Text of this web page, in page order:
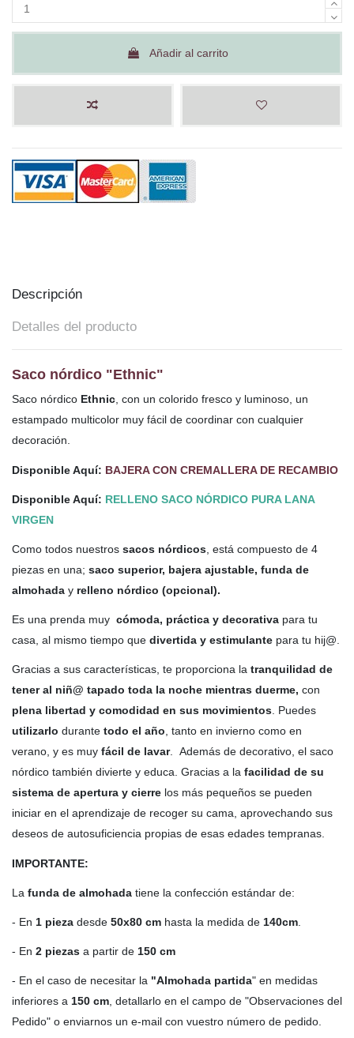
Añadir al carrito
Descripción
Detalles del producto
Saco nórdico "Ethnic"
Saco nórdico Ethnic, con un colorido fresco y luminoso, un
estampado multicolor muy fácil de coordinar con cualquier
decoración.
Disponible Aquí: BAJERA CON CREMALLERA DE RECAMBIO
Disponible Aquí: RELLENO SACO NÓRDICO PURA LANA
VIRGEN
Como todos nuestros sacos nórdicos , está compuesto de 4
piezas en una; saco superior, bajera ajustable, funda de
almohada y relleno nórdico (opcional).
Es una prenda muy cómoda, práctica y decorativa para tu
casa, al mismo tiempo que divertida y estimulante para tu hij@.
Gracias a sus características, te proporciona la tranquilidad de
tener al niñ@ tapado toda la noche mientras duerme, con
plena libertad y comodidad en sus movimientos. Puedes
utilizarlo durante todo el año, tanto en invierno como en
verano, y es muy fácil de lavar. Además de decorativo, el saco
nórdico también divierte y educa. Gracias a la facilidad de su
sistema de apertura y cierre los más pequeños se pueden
iniciar en el aprendizaje de recoger su cama, aprovechando sus
deseos de autosuficiencia propias de esas edades tempranas.
IMPORTANTE:
La funda de almohada tiene la confección estándar de:
- En 1 pieza desde 50x80 cm hasta la medida de 140cm
- En 2 piezas a partir de 150 cm
- En el caso de necesitar la "Almohada partida" en medidas
inferiores a 150 cm, detallarlo en el campo de "Observaciones del
Pedido" o enviarnos un e-mail con vuestro número de pedido.